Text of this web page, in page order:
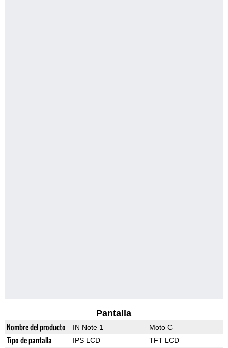
Pantalla
Nombre del producto IN Note 1 Moto C
Tipo de pantalla IPS LCD TFT LCD